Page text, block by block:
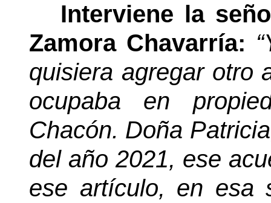
Interviene la
Zamora Chavarría:
quisiera agregar otro
ocupaba en
Chacón. Doña
del año 2021, ese
ese artículo, en esa